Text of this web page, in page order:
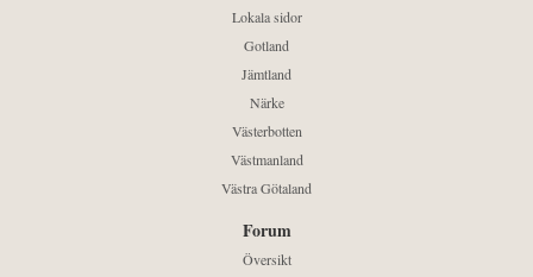
Lokala sidor
Gotland
Jämtland
Närke
Västerbotten
Västmanland
Västra Götaland
Forum
Översikt